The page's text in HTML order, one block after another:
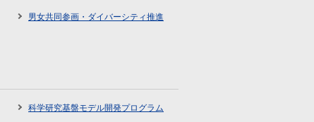
男女共同参画・ダイバーシティ推進
科学研究基盤モデル開発プログラム